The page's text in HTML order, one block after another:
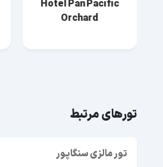
Hotel Pan Pacific
Orchard
تورهای مرتبط
تور مالزی سنگاپور